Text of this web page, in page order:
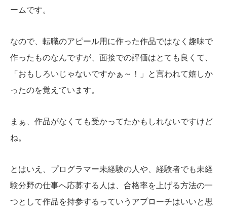
ームです。
なので、転職のアピール用に作った作品ではなく趣味で
作ったものなんですが、面接での評価はとても良くて、
「おもしろいじゃないですかぁ～！」と言われて嬉しか
ったのを覚えています。
まぁ、作品がなくても受かってたかもしれないですけど
ね。
とはいえ、プログラマー未経験の人や、経験者でも未経
験分野の仕事へ応募する人は、合格率を上げる方法の一
つとして作品を持参するっていうアプローチはいいと思